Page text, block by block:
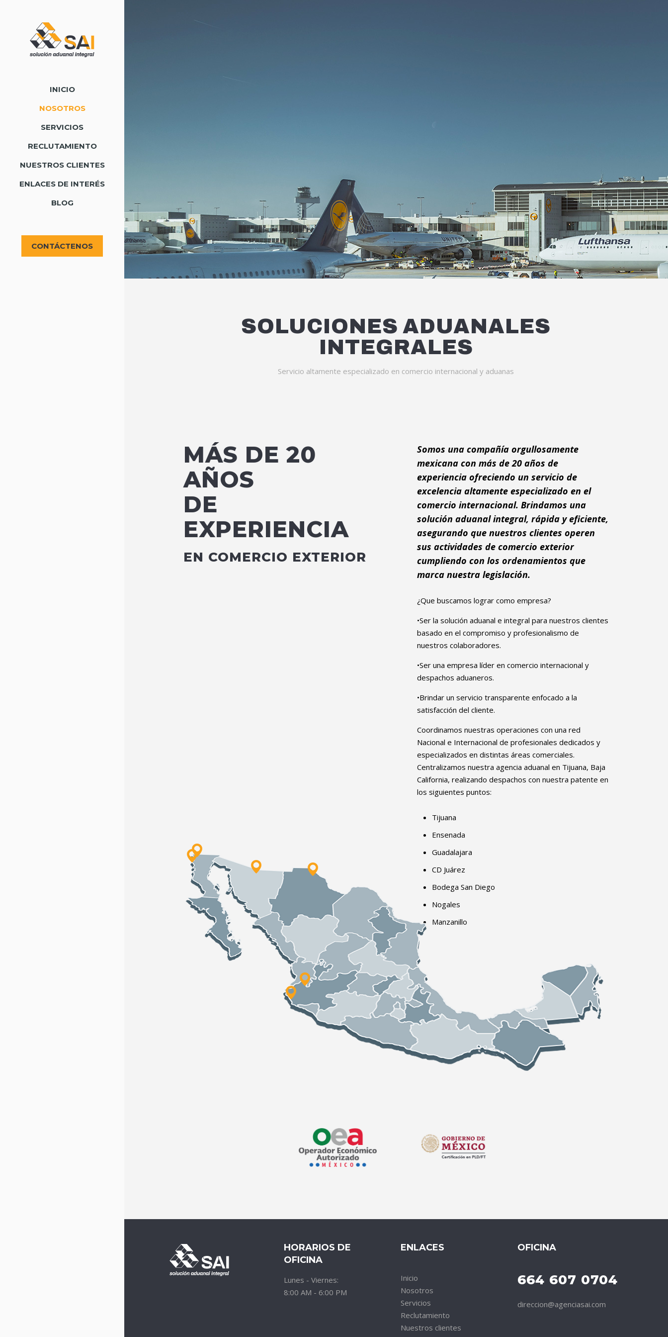
INICIO
NOSOTROS
SERVICIOS
RECLUTAMIENTO
NUESTROS CLIENTES
ENLACES DE INTERÉS
BLOG
CONTÁCTENOS
SOLUCIONES ADUANALES
INTEGRALES
Servicio altamente especializado en comercio internacional y aduanas
MÁS DE 20
AÑOS
DE
EXPERIENCIA
EN COMERCIO EXTERIOR
Somos una compañía orgullosamente
mexicana con más de 20 años de
experiencia ofreciendo un servicio de
excelencia altamente especializado en el
comercio internacional. Brindamos una
solución aduanal integral, rápida y eficiente,
asegurando que nuestros clientes operen
sus actividades de comercio exterior
cumpliendo con los ordenamientos que
marca nuestra legislación.
¿Que buscamos lograr como empresa?
•Ser la solución aduanal e integral para nuestros clientes
basado en el compromiso y profesionalismo de
nuestros colaboradores.
•Ser una empresa líder en comercio internacional y
despachos aduaneros.
•Brindar un servicio transparente enfocado a la
satisfacción del cliente.
Coordinamos nuestras operaciones con una red
Nacional e Internacional de profesionales dedicados y
especializados en distintas áreas comerciales.
Centralizamos nuestra agencia aduanal en Tijuana, Baja
California, realizando despachos con nuestra patente en
los siguientes puntos:
Tijuana
Ensenada
Guadalajara
CD Juárez
Bodega San Diego
Nogales
Manzanillo
HORARIOS DE
OFICINA
Lunes - Viernes:
8:00 AM - 6:00 PM
ENLACES
Inicio
Nosotros
Servicios
Reclutamiento
Nuestros clientes
OFICINA
664 607 0704
direccion@agenciasai.com